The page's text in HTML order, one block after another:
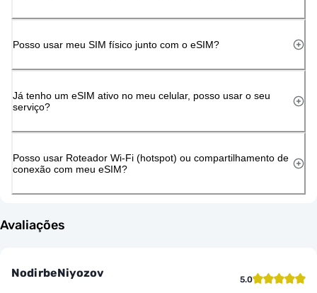
Posso usar meu SIM físico junto com o eSIM?
Já tenho um eSIM ativo no meu celular, posso usar o seu
serviço?
Posso usar Roteador Wi-Fi (hotspot) ou compartilhamento de
conexão com meu eSIM?
Avaliações
NodirbeNiyozov 5.0